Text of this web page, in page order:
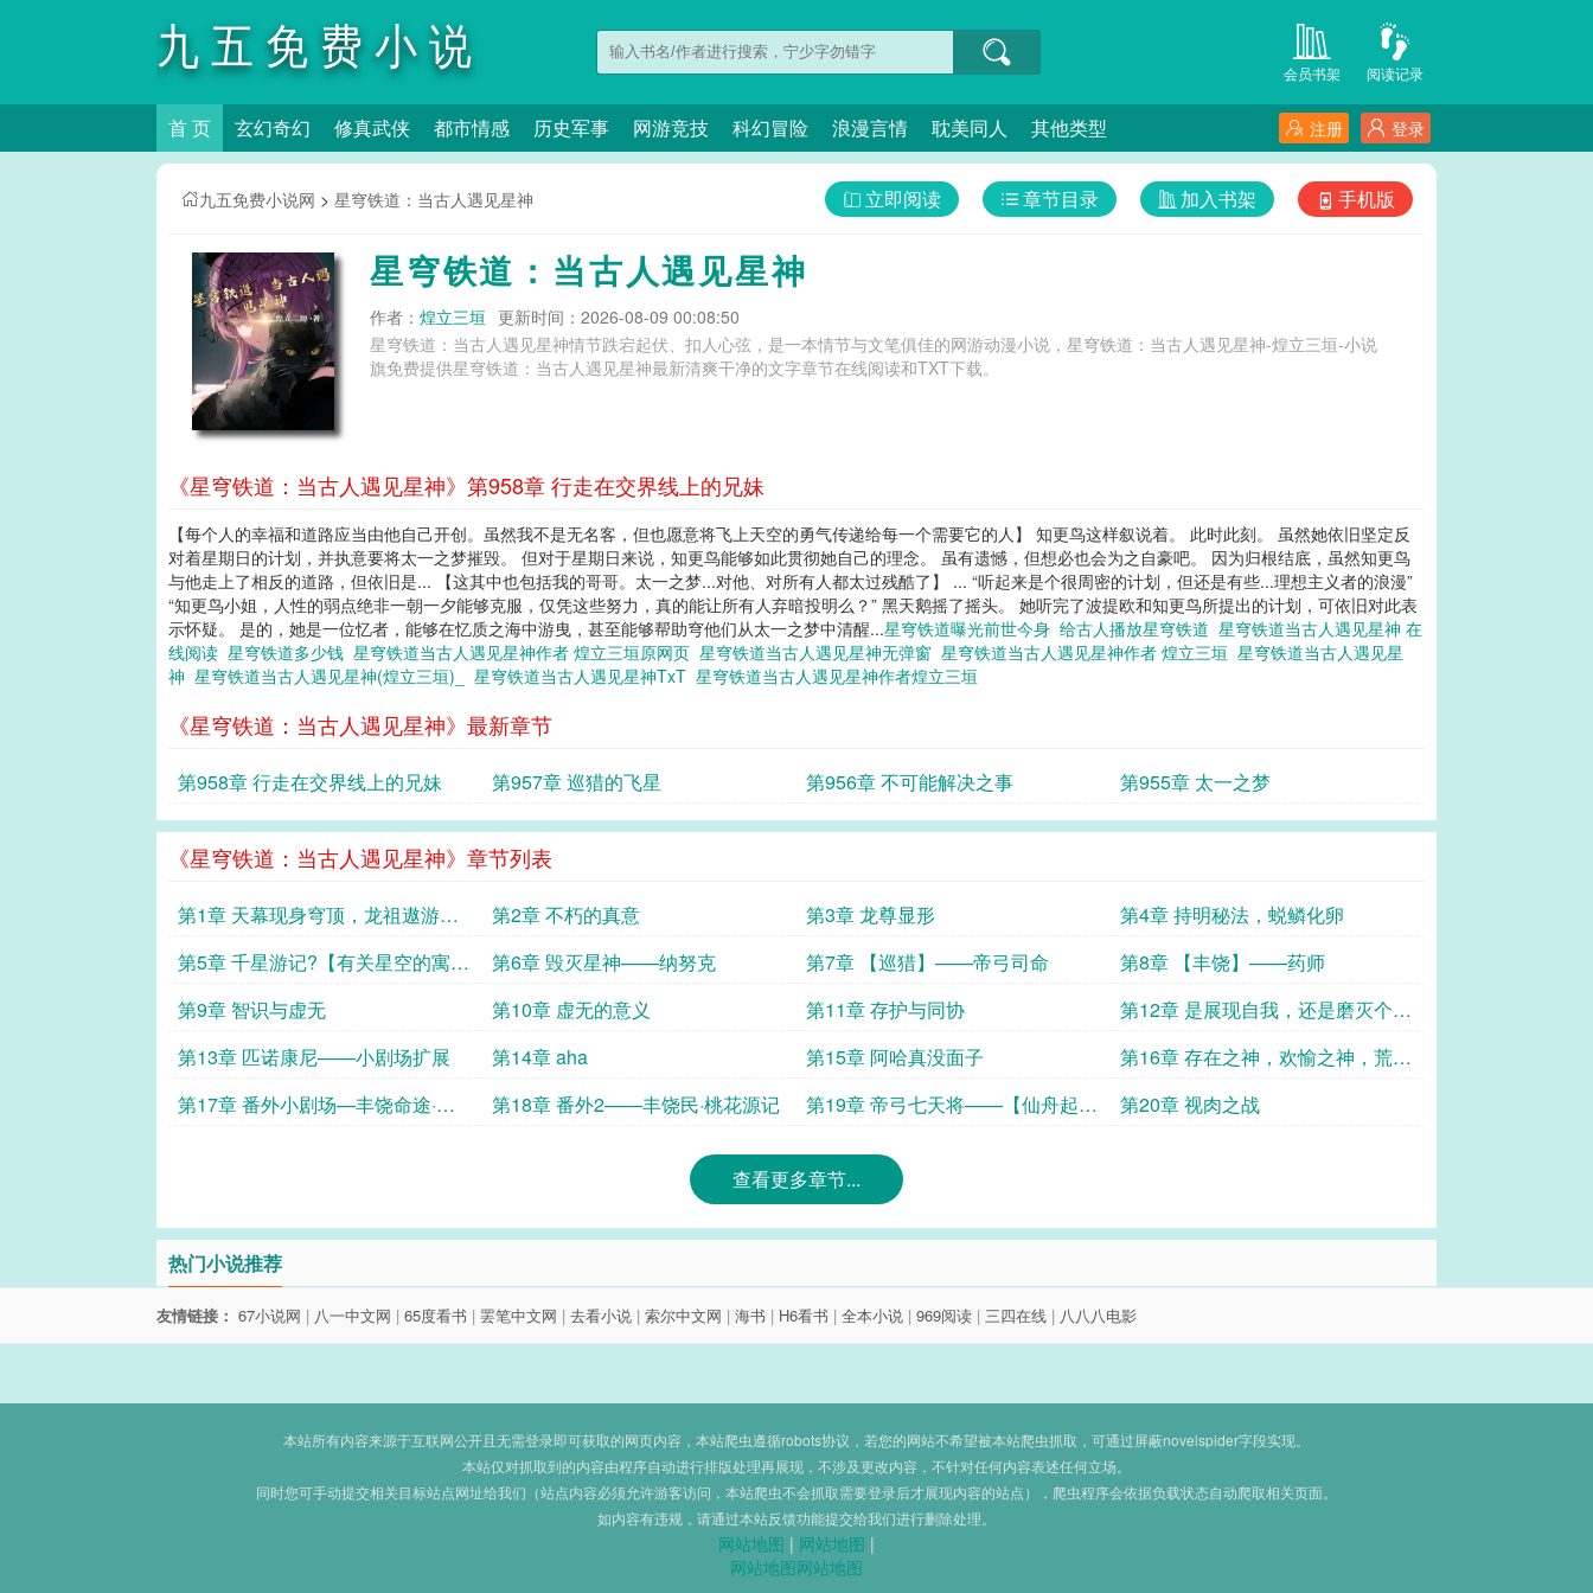
九五免费小说
网
阅读记录
会员书架
首 页 玄幻奇幻 修真武侠 都市情感 历史军事 网游竞技 科幻冒险 浪漫言情 耽美同人 其他类型 登录
注册
九五免费小说网 > 星穹铁道：当古人遇见星神 手机版
加入书架
章节目录
立即阅读
星穹铁道：当古人遇见星神
作者： 煌立三垣 更新时间：2026-08-09 00:08:50
星穹铁道：当古人遇见星神情节跌宕起伏、扣人心弦，是一本情节与文笔俱佳的网游动漫小说，星穹铁道：当古人遇见星神-煌立三垣-小说
旗免费提供星穹铁道：当古人遇见星神最新清爽干净的文字章节在线阅读和TXT下载。
《星穹铁道：当古人遇见星神》第958章 行走在交界线上的兄妹
【每个人的幸福和道路应当由他自己开创。虽然我不是无名客，但也愿意将飞上天空的勇气传递给每一个需要它的人】 知更鸟这样叙说着。 此时此刻。 虽然她依旧坚定反
对着星期日的计划，并执意要将太一之梦摧毁。 但对于星期日来说，知更鸟能够如此贯彻她自己的理念。 虽有遗憾，但想必也会为之自豪吧。 因为归根结底，虽然知更鸟
与他走上了相反的道路，但依旧是... 【这其中也包括我的哥哥。太一之梦...对他、对所有人都太过残酷了】 ... “听起来是个很周密的计划，但还是有些...理想主义者的浪漫”
“知更鸟小姐，人性的弱点绝非一朝一夕能够克服，仅凭这些努力，真的能让所有人弃暗投明么？” 黑天鹅摇了摇头。 她听完了波提欧和知更鸟所提出的计划，可依旧对此表
示怀疑。 是的，她是一位忆者，能够在忆质之海中游曳，甚至能够帮助穹他们从太一之梦中清醒...星穹铁道曝光前世今身 给古人播放星穹铁道 星穹铁道当古人遇见星神 在
线阅读 星穹铁道多少钱 星穹铁道当古人遇见星神作者 煌立三垣原网页 星穹铁道当古人遇见星神无弹窗 星穹铁道当古人遇见星神作者 煌立三垣 星穹铁道当古人遇见星
神 星穹铁道当古人遇见星神(煌立三垣)_ 星穹铁道当古人遇见星神TxT 星穹铁道当古人遇见星神作者煌立三垣
《星穹铁道：当古人遇见星神》最新章节
第958章 行走在交界线上的兄妹 第957章 巡猎的飞星 第956章 不可能解决之事 第955章 太一之梦
《星穹铁道：当古人遇见星神》章节列表
第1章 天幕现身穹顶，龙祖遨游太
虚
第2章 不朽的真意 第3章 龙尊显形
第4章 持明秘法，蜕鳞化卵
第5章 千星游记?【有关星空的寓言
集?其一】
第6章 毁灭星神——纳努克 第7章 【巡猎】——帝弓司命
第8章 【丰饶】——药师
第9章 智识与虚无
第10章 虚无的意义 第11章 存护与同协
第12章 是展现自我，还是磨灭个
性？
第13章 匹诺康尼——小剧场扩展 第14章 aha 第15章 阿哈真没面子
第16章 存在之神，欢愉之神，荒诞
之神
第17章 番外小剧场—丰饶命途·净
第18章 番外2——丰饶民·桃花源记
第19章 帝弓七天将——【仙舟起源
第20章 视肉之战
查看更多章节...
热门小说推荐
友情链接： 67小说网 | 八一中文网 | 65度看书 | 罢笔中文网 | 去看小说 | 索尔中文网 | 海书 | H6看书 | 全本小说 | 969阅读 | 三四在线 | 八八八电影
本站所有内容来源于互联网公开且无需登录即可获取的网页内容，本站爬虫遵循robots协议，若您的网站不希望被本站爬虫抓取，可通过屏蔽novelspider字段实现。
本站仅对抓取到的内容由程序自动进行排版处理再展现，不涉及更改内容，不针对任何内容表述任何立场。
同时您可手动提交相关目标站点网址给我们（站点内容必须允许游客访问，本站爬虫不会抓取需要登录后才展现内容的站点），爬虫程序会依据负载状态自动爬取相关页面。
如内容有违规，请通过本站反馈功能提交给我们进行删除处理。
网站地图 | 网站地图 |
网站地图网站地图